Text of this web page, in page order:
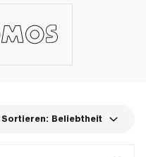
Sortieren: Beliebtheit